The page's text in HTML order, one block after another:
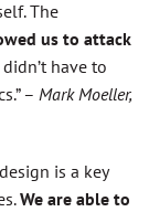
The
us to attack
have to
– Mark Moeller,
is a key
We are able to